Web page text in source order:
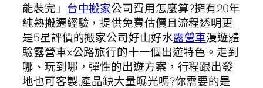
能裝完」 台中搬家公司費用怎麼算?擁有20年
純熟搬遷經驗，提供免費估價且流程透明更
是5星評價的搬家公司好山好水露營車漫遊體
驗露營車x公路旅行的十一個出遊特色。走到
哪、玩到哪，彈性的出遊方案，行程跟出發
地也可客製,產品缺大量曝光嗎?你需要的是